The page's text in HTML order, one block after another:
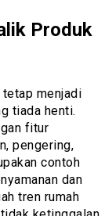
Produk
tetap menjadi
tiada henti.
fitur
pengering,
contoh
dan
tren rumah